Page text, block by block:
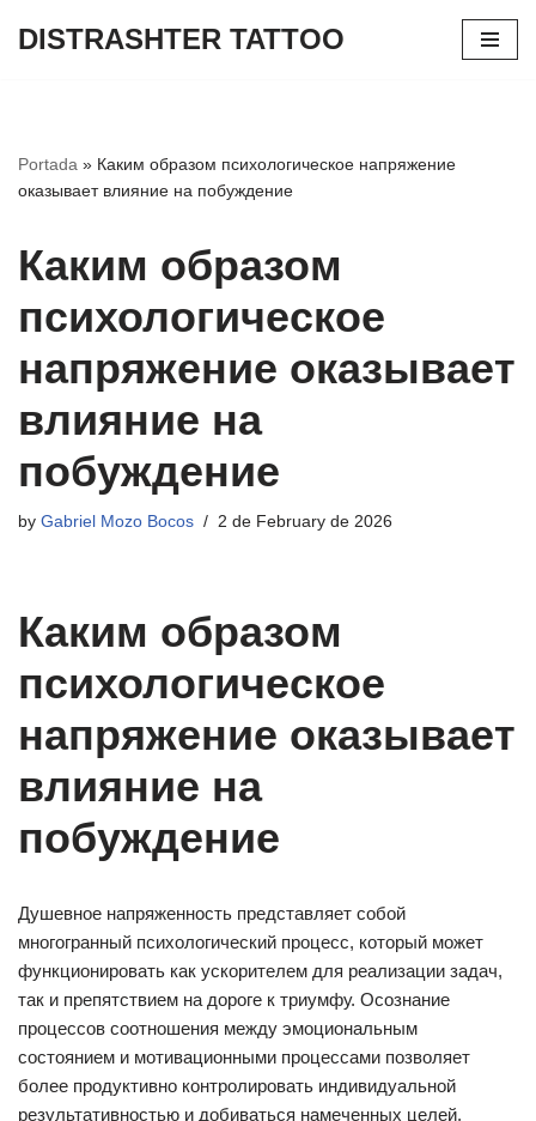
DISTRASHTER TATTOO
Portada » Каким образом психологическое напряжение
оказывает влияние на побуждение
Каким образом
психологическое
напряжение оказывает
влияние на
побуждение
by Gabriel Mozo Bocos 2 de February de 2026
Каким образом
психологическое
напряжение оказывает
влияние на
побуждение
Душевное напряженность представляет собой
многогранный психологический процесс, который может
функционировать как ускорителем для реализации задач,
так и препятствием на дороге к триумфу. Осознание
процессов соотношения между эмоциональным
состоянием и мотивационными процессами позволяет
более продуктивно контролировать индивидуальной
результативностью и добиваться намеченных целей.